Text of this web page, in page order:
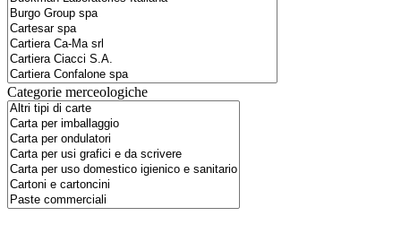
Categorie merceologiche